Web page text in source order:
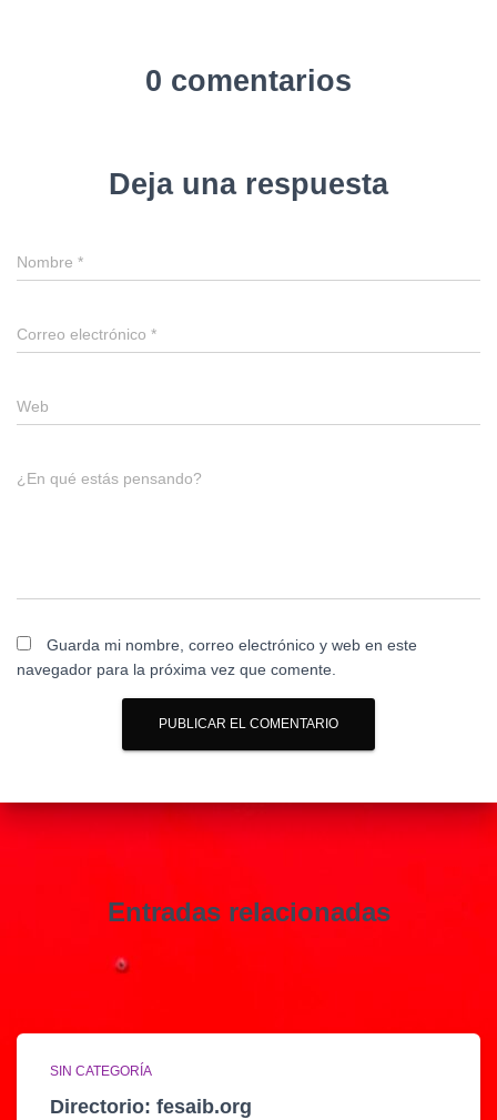
0 comentarios
Deja una respuesta
Nombre *
Correo electrónico *
Web
¿En qué estás pensando?
Guarda mi nombre, correo electrónico y web en este
navegador para la próxima vez que comente.
Entradas relacionadas
SIN CATEGORÍA
Directorio: fesaib.org